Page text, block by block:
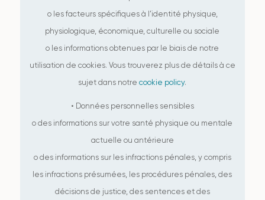
o les facteurs spécifiques à l’identité physique,
physiologique, économique, culturelle ou sociale
o les informations obtenues par le biais de notre
utilisation de cookies. Vous trouverez plus de détails à ce
sujet dans notrecookie policy.
• Données personnelles sensibles
o des informations sur votre santé physique ou mentale
actuelle ou antérieure
o des informations sur les infractions pénales, y compris
les infractions présumées, les procédures pénales, des
décisions de justice, des sentences et des